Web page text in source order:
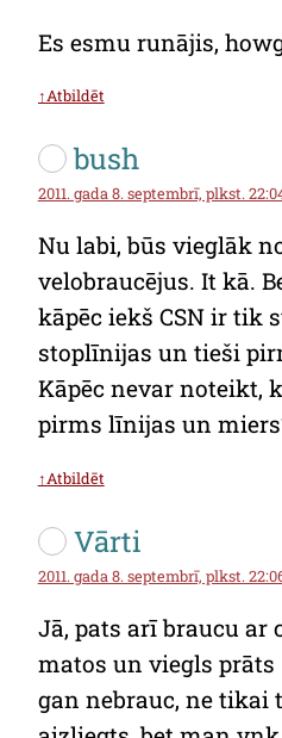
Es esmu runājis,
↑Atbildēt
bush
2011. gada 8. septembrī, plkst.
Nu labi, būs vieglāk
velobraucējus. It kā.
kāpēc iekš CSN ir tik
stoplīnijas un tieši
Kāpēc nevar noteikt,
pirms līnijas un
↑Atbildēt
Vārti
2011. gada 8. septembrī, plkst.
Jā, pats arī braucu ar
matos un viegls
gan nebrauc, ne tikai